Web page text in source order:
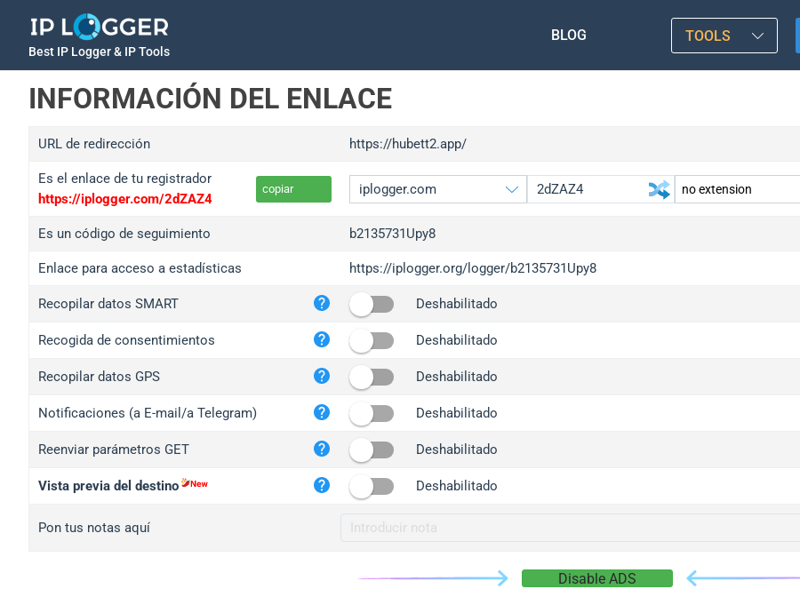
Best IP Logger & IP Tools
BLOG TOOLS
INFORMACIÓN DEL ENLACE
URL de redirección https://hubett2.app/
Es el enlace de tu registrador
https://iplogger.com/2dZAZ4
copiar
iplogger.org
wl.gl
ed.tc
iplogger.com
iplogger.co
2no.co
yip.su
iplogger.info
Es un código de seguimiento b2135731Upy8
Enlace para acceso a estadísticas https://iplogger.org/logger/b2135731Upy8
Recopilar datos SMART Deshabilitado
Recogida de consentimientos Deshabilitado
Recopilar datos GPS Deshabilitado
Notificaciones (a E-mail/a Telegram) Deshabilitado
Reenviar parámetros GET Deshabilitado
Vista previa del destino Deshabilitado
Pon tus notas aquí
Disable ADS